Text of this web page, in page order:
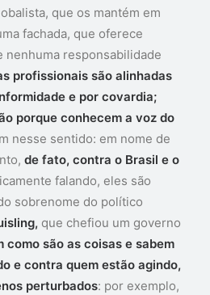
que os mantém em
fachada, que oferece
nenhuma responsabilidade
profissionais são alinhadas
e por covardia;
porque conhecem a voz do
nesse sentido: em nome de
de fato, contra o Brasil e o
falando, eles são
sobrenome do político
que chefiou um governo
como são as coisas e sabem
e contra quem estão agindo,
perturbados: por exemplo,